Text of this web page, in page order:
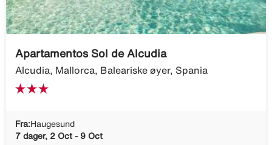
Apartamentos Sol de Alcudia
Alcudia, Mallorca, Baleariske øyer, Spania
Fra:Haugesund
7 dager, 2 Oct - 9 Oct